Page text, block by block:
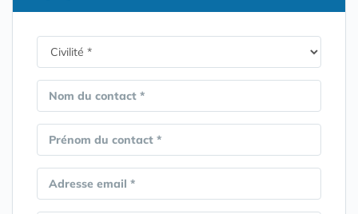
Nom du contact *
Prénom du contact *
Adresse email *